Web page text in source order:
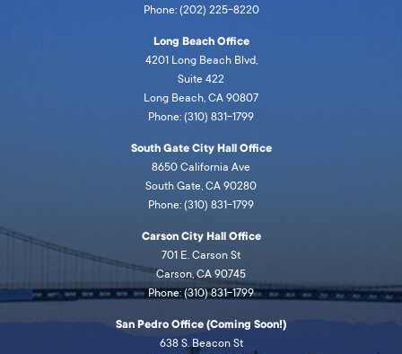
Phone: (202) 225-8220
Long Beach Office
4201 Long Beach Blvd,
Suite 422
Long Beach, CA 90807
Phone: (310) 831-1799
South Gate City Hall Office
8650 California Ave
South Gate, CA 90280
Phone: (310) 831-1799
Carson City Hall Office
701 E. Carson St
Carson, CA 90745
Phone: (310) 831-1799
San Pedro Office (Coming Soon!)
638 S. Beacon St